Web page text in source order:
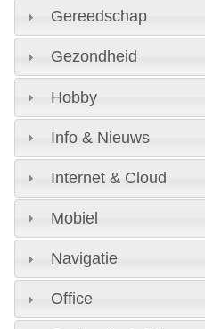
Gereedschap
Gezondheid
Hobby
Info & Nieuws
Internet & Cloud
Mobiel
Navigatie
Office